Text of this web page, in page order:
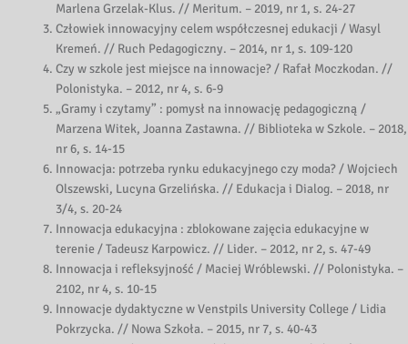
Marlena Grzelak-Klus. // Meritum. – 2019, nr 1, s. 24-27
Człowiek innowacyjny celem współczesnej edukacji / Wasyl
Kremeń. // Ruch Pedagogiczny. – 2014, nr 1, s. 109-120
Czy w szkole jest miejsce na innowacje? / Rafał Moczkodan. //
Polonistyka. – 2012, nr 4, s. 6-9
„Gramy i czytamy” : pomysł na innowację pedagogiczną /
Marzena Witek, Joanna Zastawna. // Biblioteka w Szkole. – 2018,
nr 6, s. 14-15
Innowacja: potrzeba rynku edukacyjnego czy moda? / Wojciech
Olszewski, Lucyna Grzelińska. // Edukacja i Dialog. – 2018, nr
3/4, s. 20-24
Innowacja edukacyjna : zblokowane zajęcia edukacyjne w
terenie / Tadeusz Karpowicz. // Lider. – 2012, nr 2, s. 47-49
Innowacja i refleksyjność / Maciej Wróblewski. // Polonistyka. –
2102, nr 4, s. 10-15
Innowacje dydaktyczne w Venstpils University College / Lidia
Pokrzycka. // Nowa Szkoła. – 2015, nr 7, s. 40-43